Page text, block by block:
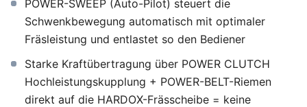
POWER-SWEEP (Auto-Pilot) steuert die
Schwenkbewegung automatisch mit optimaler
Fräsleistung und entlastet so den Bediener
Starke Kraftübertragung über POWER CLUTCH
Hochleistungskupplung + POWER-BELT-Riemen
direkt auf die HARDOX-Frässcheibe = keine